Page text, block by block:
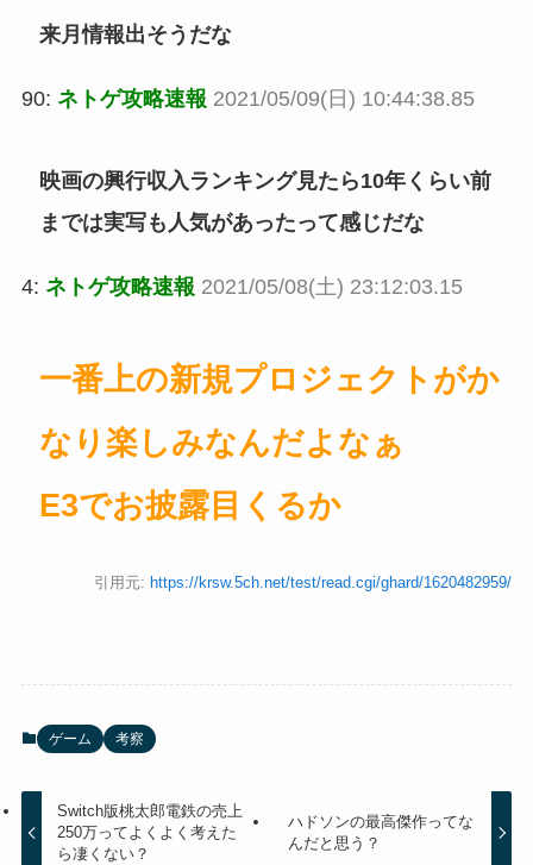
来月情報出そうだな
90: ネトゲ攻略速報 2021/05/09(日) 10:44:38.85
映画の興行収入ランキング見たら10年くらい前
までは実写も人気があったって感じだな
4: ネトゲ攻略速報 2021/05/08(土) 23:12:03.15
一番上の新規プロジェクトがか
なり楽しみなんだよなぁ
E3でお披露目くるか
引用元: https://krsw.5ch.net/test/read.cgi/ghard/1620482959/
ゲーム 考察
Switch版桃太郎電鉄の売上
250万ってよくよく考えた
ら凄くない？
ハドソンの最高傑作ってな
んだと思う？